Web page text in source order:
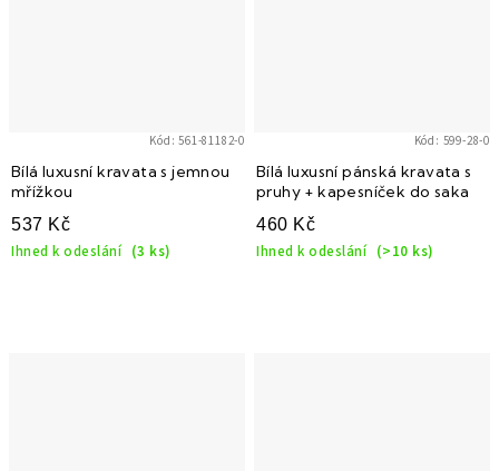
Bílá luxusní kravata s jemnou
mřížkou
537 Kč
Ihned k odeslání (3 ks)
Kód:561-81182-0
Bílá luxusní pánská kravata s
pruhy + kapesníček do saka
460 Kč
Ihned k odeslání (>10 ks)
Kód: 599-28-0